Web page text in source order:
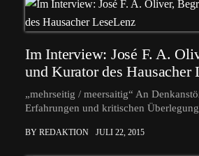
Im Interview: José F. A.
und Kurator des Hausacher
„mehrseitig / meersaitig“ An
Erfahrungen und kritischen
BY REDAKTION JULI 22, 2015